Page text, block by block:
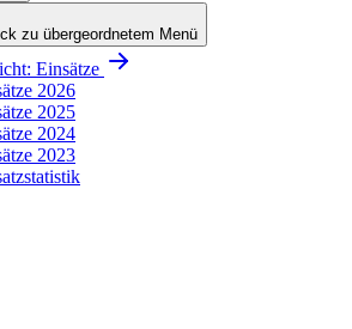
zu übergeordnetem Menü
Einsätze
2026
2025
2024
2023